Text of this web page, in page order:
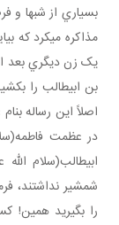
بسياري از شب ها و
مذاکره مي کرد که
يک زن ديگري بعد
بن ابيطالب را
اصلاً اين رساله
در عظمت
ابيطالب(سلام
شمشير نداشتند،
را بگيريد همين!